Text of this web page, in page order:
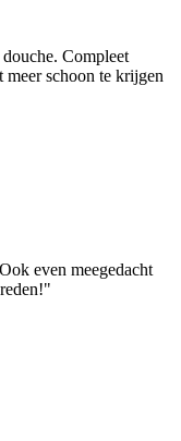
Compleet
schoon te krijgen
even meegedacht
"